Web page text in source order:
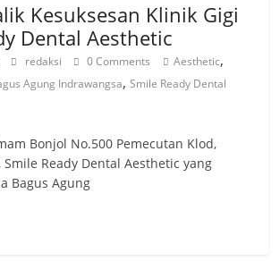
Kesuksesan Klinik Gigi
Dental Aesthetic
redaksi 0 Comments Aesthetic,
Agung Indrawangsa,Smile Ready Dental
Bonjol No.500 Pemecutan Klod,
Smile Ready Dental Aesthetic yang
Bagus Agung